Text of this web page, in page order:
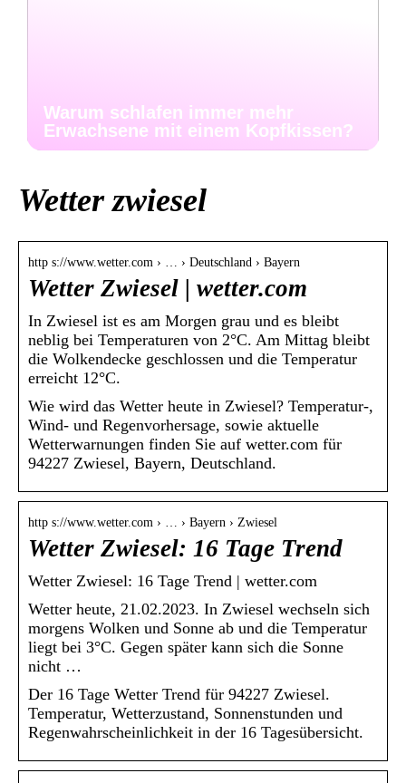
Warum schlafen immer mehr
Erwachsene mit einem Kopfkissen?
Wetter zwiesel
http s://www.wetter.com › … › Deutschland › Bayern
Wetter Zwiesel | wetter.com
In Zwiesel ist es am Morgen grau und es bleibt
neblig bei Temperaturen von 2°C. Am Mittag bleibt
die Wolkendecke geschlossen und die Temperatur
erreicht 12°C.
Wie wird das Wetter heute in Zwiesel? Temperatur-,
Wind- und Regenvorhersage, sowie aktuelle
Wetterwarnungen finden Sie auf wetter.com für
94227 Zwiesel, Bayern, Deutschland.
http s://www.wetter.com › … › Bayern › Zwiesel
Wetter Zwiesel: 16 Tage Trend
Wetter Zwiesel: 16 Tage Trend | wetter.com
Wetter heute, 21.02.2023. In Zwiesel wechseln sich
morgens Wolken und Sonne ab und die Temperatur
liegt bei 3°C. Gegen später kann sich die Sonne
nicht …
Der 16 Tage Wetter Trend für 94227 Zwiesel.
Temperatur, Wetterzustand, Sonnenstunden und
Regenwahrscheinlichkeit in der 16 Tagesübersicht.